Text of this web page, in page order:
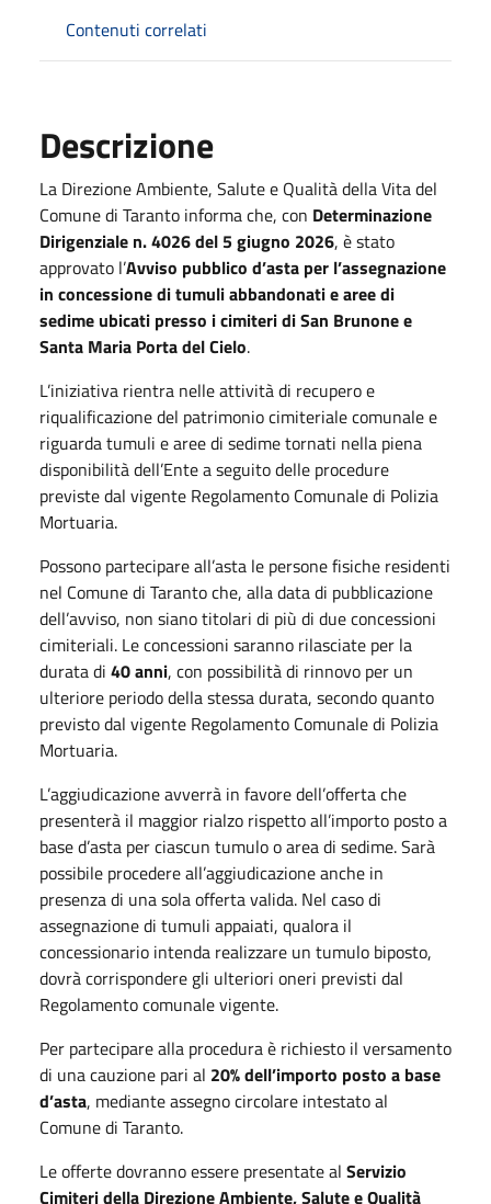
Contenuti correlati
Descrizione
La Direzione Ambiente, Salute e Qualità della Vita del
Comune di Taranto informa che, con Determinazione
Dirigenziale n. 4026 del 5 giugno 2026, è stato
approvato l’Avviso pubblico d’asta per l’assegnazione
in concessione di tumuli abbandonati e aree di
sedime ubicati presso i cimiteri di San Brunone e
Santa Maria Porta del Cielo.
L’iniziativa rientra nelle attività di recupero e
riqualificazione del patrimonio cimiteriale comunale e
riguarda tumuli e aree di sedime tornati nella piena
disponibilità dell’Ente a seguito delle procedure
previste dal vigente Regolamento Comunale di Polizia
Mortuaria.
Possono partecipare all’asta le persone fisiche residenti
nel Comune di Taranto che, alla data di pubblicazione
dell’avviso, non siano titolari di più di due concessioni
cimiteriali. Le concessioni saranno rilasciate per la
durata di 40 anni, con possibilità di rinnovo per un
ulteriore periodo della stessa durata, secondo quanto
previsto dal vigente Regolamento Comunale di Polizia
Mortuaria.
L’aggiudicazione avverrà in favore dell’offerta che
presenterà il maggior rialzo rispetto all’importo posto a
base d’asta per ciascun tumulo o area di sedime. Sarà
possibile procedere all’aggiudicazione anche in
presenza di una sola offerta valida. Nel caso di
assegnazione di tumuli appaiati, qualora il
concessionario intenda realizzare un tumulo biposto,
dovrà corrispondere gli ulteriori oneri previsti dal
Regolamento comunale vigente.
Per partecipare alla procedura è richiesto il versamento
di una cauzione pari al 20% dell’importo posto a base
d’asta, mediante assegno circolare intestato al
Comune di Taranto.
Le offerte dovranno essere presentate al Servizio
Cimiteri della Direzione Ambiente, Salute e Qualità